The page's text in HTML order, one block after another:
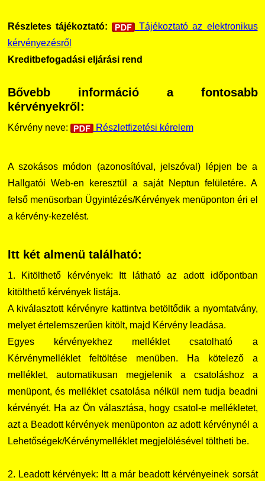
Részletes tájékoztató:
Tájékoztató az elektronikus
kérvényezésről
Kreditbefogadási eljárási rend
Bővebb információ a fontosabb
kérvényekről:
Kérvény neve: Részletfizetési kérelem
A szokásos módon (azonosítóval, jelszóval) lépjen be a
Hallgatói Web-en keresztül a saját Neptun felületére. A
felső menüsorban Ügyintézés/Kérvények menüponton éri el
a kérvény-kezelést.
Itt két almenü található:
1. Kitölthető kérvények: Itt látható az adott időpontban
kitölthető kérvények listája.
A kiválasztott kérvényre kattintva betöltődik a nyomtatvány,
melyet értelemszerűen kitölt, majd Kérvény leadása.
Egyes kérvényekhez melléklet csatolható a
Kérvénymelléklet feltöltése menüben. Ha kötelező a
melléklet, automatikusan megjelenik a csatoláshoz a
menüpont, és melléklet csatolása nélkül nem tudja beadni
kérvényét. Ha az Ön választása, hogy csatol-e mellékletet,
azt a Beadott kérvények menüponton az adott kérvénynél a
Lehetőségek/Kérvénymelléklet megjelölésével töltheti be.
2. Leadott kérvények: Itt a már beadott kérvényeinek sorsát